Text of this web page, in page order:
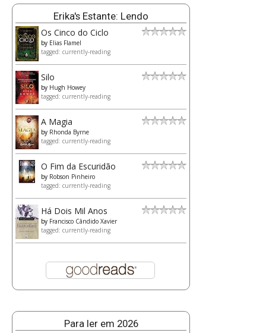
Erika's Estante: Lendo
Os Cinco do Ciclo
by Elias Flamel
tagged: currently-reading
Silo
by Hugh Howey
tagged: currently-reading
A Magia
by Rhonda Byrne
tagged: currently-reading
O Fim da Escuridão
by Robson Pinheiro
tagged: currently-reading
Há Dois Mil Anos
by Francisco Cândido Xavier
tagged: currently-reading
Para ler em 2026